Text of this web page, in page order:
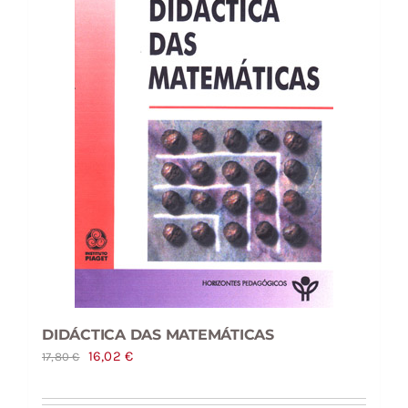
DIDÁCTICA DAS MATEMÁTICAS
17,80€
O
16,02€O